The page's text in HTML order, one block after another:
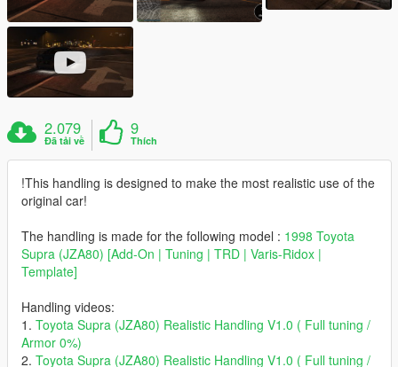
2.079
Đã tải về
9
Thích
!This handling is designed to make the most realistic use of the
original car!
The handling is made for the following model : 1998 Toyota
Supra (JZA80) [Add-On | Tuning | TRD | Varis-Ridox |
Template]
Handling videos:
1. Toyota Supra (JZA80) Realistic Handling V1.0 ( Full tuning /
Armor 0%)
2. Toyota Supra (JZA80) Realistic Handling V1.0 ( Full tuning /